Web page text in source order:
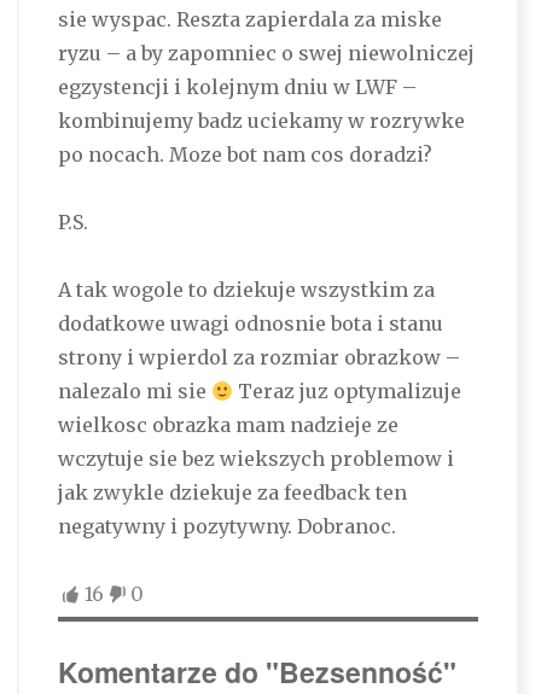
sie wyspac. Reszta zapierdala za miske
ryzu – a by zapomniec o swej niewolniczej
egzystencji i kolejnym dniu w LWF –
kombinujemy badz uciekamy w rozrywke
po nocach. Moze bot nam cos doradzi?
P.S.
A tak wogole to dziekuje wszystkim za
dodatkowe uwagi odnosnie bota i stanu
strony i wpierdol za rozmiar obrazkow –
nalezalo mi sie
Teraz juz optymalizuje
wielkosc obrazka mam nadzieje ze
wczytuje sie bez wiekszych problemow i
jak zwykle dziekuje za feedback ten
negatywny i pozytywny. Dobranoc.
16 0
Komentarze do "Bezsenność"